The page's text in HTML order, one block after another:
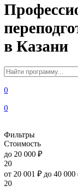
в Казани
0
0
Фильтры
Стоимость
до 20 000 ₽
20
от 20 001 ₽ до 40 000
20